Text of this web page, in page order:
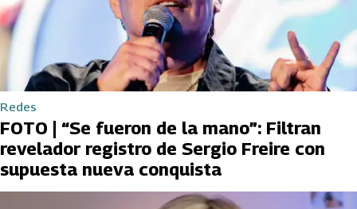
Redes
FOTO | “Se fueron de la mano”: Filtran
revelador registro de Sergio Freire con
supuesta nueva conquista